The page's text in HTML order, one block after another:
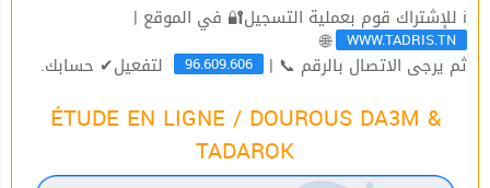
ℹ للإشتراك قوم بعملية التسجيل🔐 في الموقع |
WWW.TADRIS.TN
🌐
ثم يرجى الاتصال بالرقم 📞 | 96.609.606 لتفعيل✔ حسابك.
ÉTUDE EN LIGNE / DOUROUS DA3M &
TADAROK